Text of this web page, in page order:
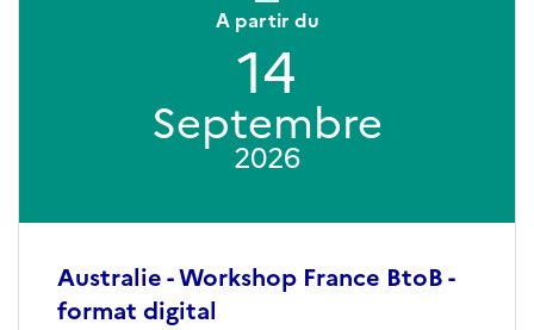
Australie - Workshop France BtoB -
format digital
A partir du
14
Septembre
2026